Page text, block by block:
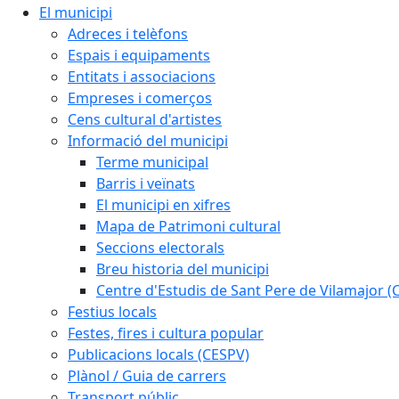
El municipi
Adreces i telèfons
Espais i equipaments
Entitats i associacions
Empreses i comerços
Cens cultural d'artistes
Informació del municipi
Terme municipal
Barris i veïnats
El municipi en xifres
Mapa de Patrimoni cultural
Seccions electorals
Breu historia del municipi
Centre d'Estudis de Sant Pere de Vilamajor
Festius locals
Festes, fires i cultura popular
Publicacions locals (CESPV)
Plànol / Guia de carrers